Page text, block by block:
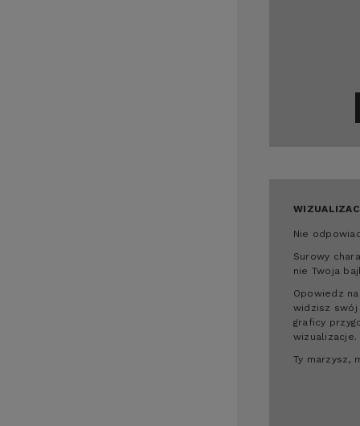
Nie
Surowy
nie Twoja
Opowiedz
widzisz swój
graficy
wizualizacje.
Ty marzysz,